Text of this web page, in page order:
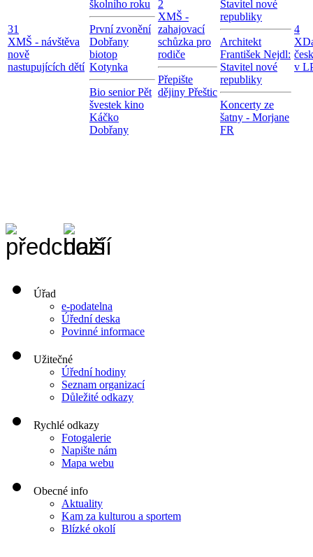
31
XMŠ - návštěva
nově
nastupujících dětí
školního roku
První zvonění
Dobřany
biotop
Kotynka
Bio senior Pět
švestek kino
Káčko
Dobřany
2
XMŠ -
zahajovací
schůzka pro
rodiče
Přepište
dějiny Přeštic
Stavitel nové
republiky
Architekt
František Nejdl:
Stavitel nové
republiky
Koncerty ze
šatny - Morjane
FR
4
X
v
Úřad
e-podatelna
Úřední deska
Povinné informace
Užitečné
Úřední hodiny
Seznam organizací
Důležité odkazy
Rychlé odkazy
Fotogalerie
Napište nám
Mapa webu
Obecné info
Aktuality
Kam za kulturou a sportem
Blízké okolí